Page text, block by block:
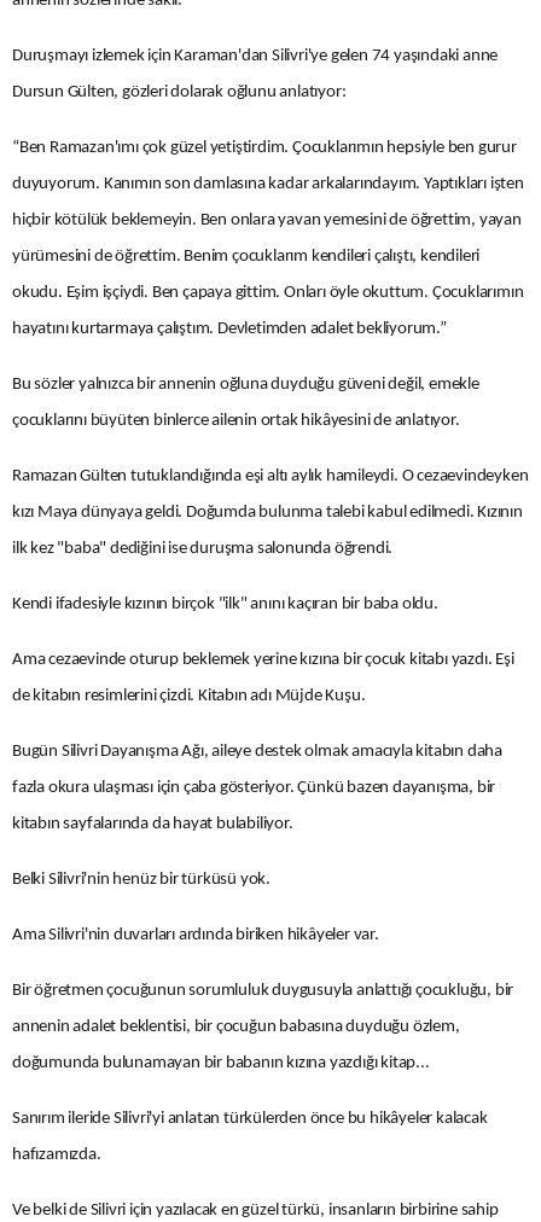
Duruşmayı izlemek için Karaman'dan Silivri'ye gelen 74 yaşındaki anne
Dursun Gülten, gözleri dolarak oğlunu anlatıyor:
“Ben Ramazan'ımı çok güzel yetiştirdim. Çocuklarımın hepsiyle ben gurur
duyuyorum. Kanımın son damlasına kadar arkalarındayım. Yaptıkları işten
hiçbir kötülük beklemeyin. Ben onlara yavan yemesini de öğrettim, yayan
yürümesini de öğrettim. Benim çocuklarım kendileri çalıştı, kendileri
okudu. Eşim işçiydi. Ben çapaya gittim. Onları öyle okuttum. Çocuklarımın
hayatını kurtarmaya çalıştım. Devletimden adalet bekliyorum.”
Bu sözler yalnızca bir annenin oğluna duyduğu güveni değil, emekle
çocuklarını büyüten binlerce ailenin ortak hikâyesini de anlatıyor.
Ramazan Gülten tutuklandığında eşi altı aylık hamileydi. O cezaevindeyken
kızı Maya dünyaya geldi. Doğumda bulunma talebi kabul edilmedi. Kızının
ilk kez "baba" dediğini ise duruşma salonunda öğrendi.
Kendi ifadesiyle kızının birçok "ilk" anını kaçıran bir baba oldu.
Ama cezaevinde oturup beklemek yerine kızına bir çocuk kitabı yazdı. Eşi
de kitabın resimlerini çizdi. Kitabın adı Müjde Kuşu.
Bugün Silivri Dayanışma Ağı, aileye destek olmak amacıyla kitabın daha
fazla okura ulaşması için çaba gösteriyor. Çünkü bazen dayanışma, bir
kitabın sayfalarında da hayat bulabiliyor.
Belki Silivri'nin henüz bir türküsü yok.
Ama Silivri'nin duvarları ardında biriken hikâyeler var.
Bir öğretmen çocuğunun sorumluluk duygusuyla anlattığı çocukluğu, bir
annenin adalet beklentisi, bir çocuğun babasına duyduğu özlem,
doğumunda bulunamayan bir babanın kızına yazdığı kitap...
Sanırım ileride Silivri'yi anlatan türkülerden önce bu hikâyeler kalacak
hafızamızda.
Ve belki de Silivri için yazılacak en güzel türkü, insanların birbirine sahip